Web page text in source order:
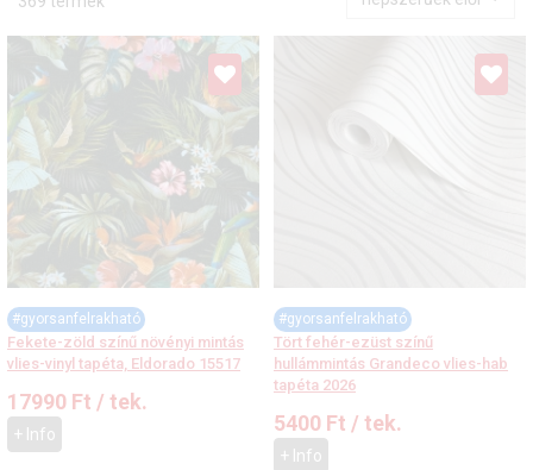
#gyorsanfelrakható
Fekete-zöld színű növényi mintás
vlies-vinyl tapéta, Eldorado 15517
17990 Ft / tek.
+ Info
#gyorsanfelrakható
Tört fehér-ezüst színű
hullámmintás Grandeco vlies-hab
tapéta 2026
5400 Ft / tek.
+ Info